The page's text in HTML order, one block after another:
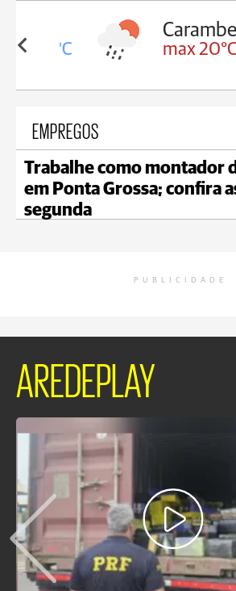
18°C
Carambeí
max 20°C
EMPREGOS
Trabalhe como montador
em Ponta Grossa; confira
segunda
PUBLICIDADE
AREDEPLAY